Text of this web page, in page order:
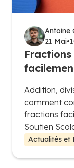
Antoine
21 Mai•
Addition,
comment
fractions
Soutien
Actualités et